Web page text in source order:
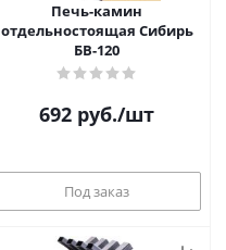
Печь-камин
отдельностоящая Сибирь
БВ-120
692 руб./шт
Под заказ